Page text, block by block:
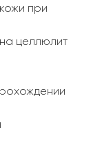
при
целлюлит